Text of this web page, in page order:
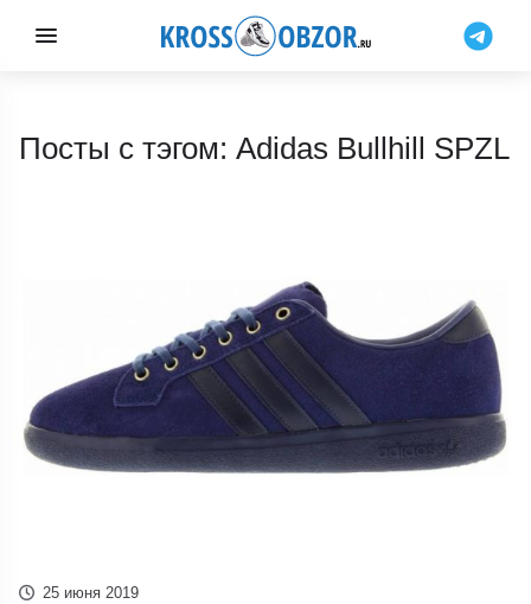
Посты с тэгом: Adidas Bullhill SPZL
25 июня 2019